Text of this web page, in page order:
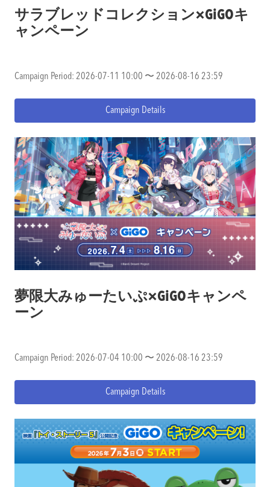
サラブレッドコレクション×GiGOキ
ャンペーン
Campaign Period: 2026-07-11 10:00 〜 2026-08-16 23:59
Campaign Details
夢限大みゅーたいぷ×GiGOキャンペ
ーン
Campaign Period: 2026-07-04 10:00 〜 2026-08-16 23:59
Campaign Details